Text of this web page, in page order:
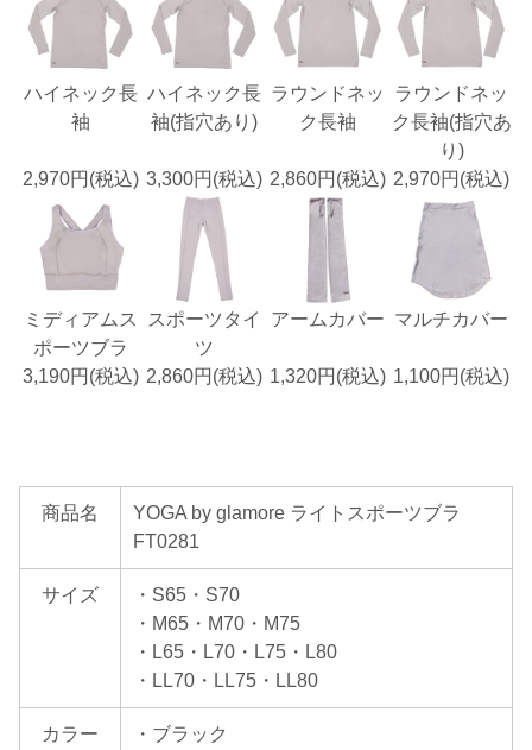
ハイネック長
袖
ハイネック長
袖(指穴あり)
ラウンドネッ
ク長袖
ラウンドネッ
ク長袖(指穴あ
り)
2,970円(税込) 3,300円(税込) 2,860円(税込) 2,970円(税込)
ミディアムス
ポーツブラ
スポーツタイ
ツ
アームカバー マルチカバー
3,190円(税込) 2,860円(税込) 1,320円(税込) 1,100円(税込)
商品名
YOGA by glamore ライトスポーツブラ
FT0281
サイズ
・S65・S70
・M65・M70・M75
・L65・L70・L75・L80
・LL70・LL75・LL80
カラー
・ブラック